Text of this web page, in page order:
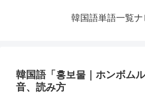
韓国語単語一覧ナ
韓国語「홍보물｜ホンボム
音、読み方